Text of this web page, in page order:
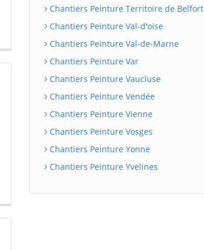
Chantiers Peinture Territoire de Belfort
Chantiers Peinture Val-d'oise
Chantiers Peinture Val-de-Marne
Chantiers Peinture Var
Chantiers Peinture Vaucluse
Chantiers Peinture Vendée
Chantiers Peinture Vienne
Chantiers Peinture Vosges
Chantiers Peinture Yonne
Chantiers Peinture Yvelines